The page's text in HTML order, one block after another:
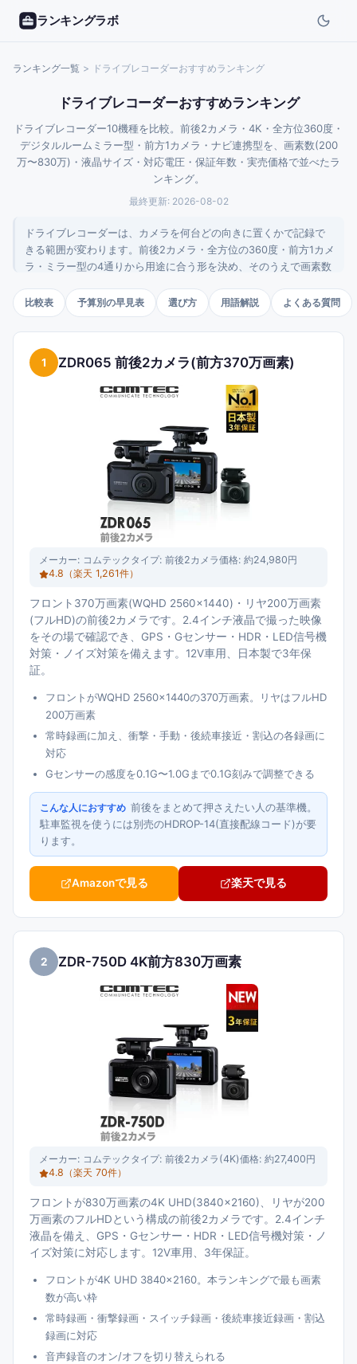
ランキングラボ
ランキング一覧 > ドライブレコーダーおすすめランキング
ドライブレコーダーおすすめランキング
ドライブレコーダー10機種を比較。前後2カメラ・4K・全方位360度・
デジタルルームミラー型・前方1カメラ・ナビ連携型を、画素数(200
万〜830万)・液晶サイズ・対応電圧・保証年数・実売価格で並べたラ
ンキング。
最終更新: 2026-08-02
ドライブレコーダーは、カメラを何台どの向きに置くかで記録で
きる範囲が変わります。前後2カメラ・全方位の360度・前方1カメ
ラ・ミラー型の4通りから用途に合う形を決め、そのうえで画素数
では10機種を実売価格と公表仕様で比較しました。
比較表 予算別の早見表 選び方 用語解説 よくある質問
1 ZDR065 前後2カメラ(前方370万画素)
メーカー: コムテック タイプ: 前後2カメラ価格: 約24,980円
4.8 （楽天 1,261件）
フロント370万画素(WQHD 2560×1440)・リヤ200万画素
(フルHD)の前後2カメラです。2.4インチ液晶で撮った映像
をその場で確認でき、GPS・Gセンサー・HDR・LED信号機
対策・ノイズ対策を備えます。12V車用、日本製で3年保
証。
フロントがWQHD 2560×1440の370万画素。リヤはフルHD
200万画素
常時録画に加え、衝撃・手動・後続車接近・割込の各録画に
対応
Gセンサーの感度を0.1G〜1.0Gまで0.1G刻みで調整できる
こんな人におすすめ 前後をまとめて押さえたい人の基準機。
駐車監視を使うには別売のHDROP-14(直接配線コード)が要
ります。
Amazonで見る 楽天で見る
2 ZDR-750D 4K前方830万画素
メーカー: コムテック タイプ: 前後2カメラ(4K)価格: 約27,400円
4.8 （楽天 70件）
フロントが830万画素の4K UHD(3840×2160)、リヤが200
万画素のフルHDという構成の前後2カメラです。2.4インチ
液晶を備え、GPS・Gセンサー・HDR・LED信号機対策・ノ
イズ対策に対応します。12V車用、3年保証。
フロントが4K UHD 3840×2160。本ランキングで最も画素
数が高い枠
常時録画・衝撃録画・スイッチ録画・後続車接近録画・割込
録画に対応
音声録音のオン/オフを切り替えられる